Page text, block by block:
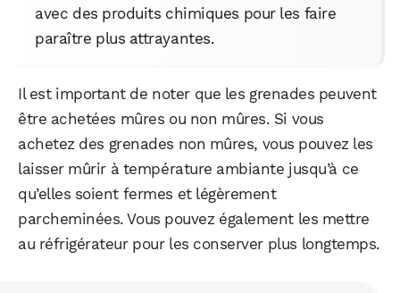
avec des produits chimiques pour les faire
paraître plus attrayantes.
Il est important de noter que les grenades peuvent
être achetées mûres ou non mûres. Si vous
achetez des grenades non mûres, vous pouvez les
laisser mûrir à température ambiante jusqu’à ce
qu’elles soient fermes et légèrement
parcheminées. Vous pouvez également les mettre
au réfrigérateur pour les conserver plus longtemps.